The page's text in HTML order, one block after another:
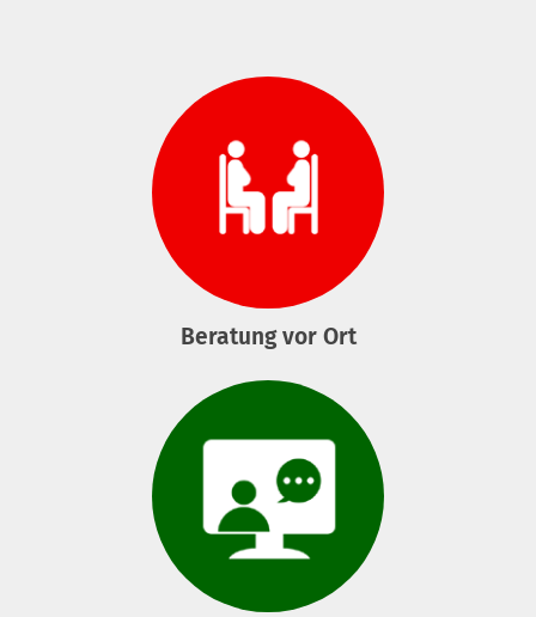
Beratung vor Ort